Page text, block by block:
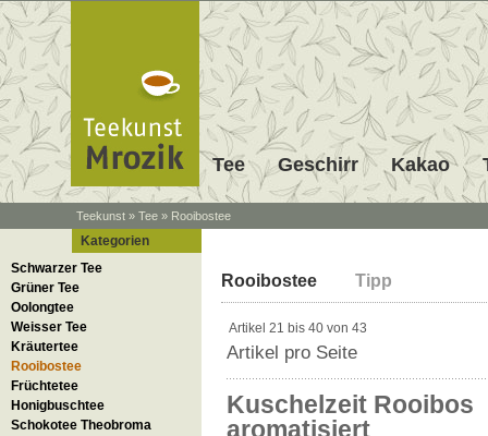
Tee Geschirr Kakao
Teekunst » Tee » Rooibostee
Kategorien
Schwarzer Tee
Grüner Tee
Oolongtee
Weisser Tee
Kräutertee
Rooibostee
Früchtetee
Honigbuschtee
Schokotee Theobroma
Rooibos, Rooibush oder
südafrikanischen Cedarber-
dadurch aus, dass es
besonders
C und die zahlreich enthaltenen
für jede Tageszeit.
Rooibostee Tipp
Artikel 21 bis 40 von 43
Artikel pro Seite
Kuschelzeit Rooibos
aromatisiert